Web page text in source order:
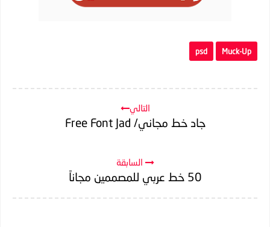
Muck-Up
psd
التالي
جاد خط مجاني/ Free Font Jad
السابقة
50 خط عربي للمصممين مجاناً